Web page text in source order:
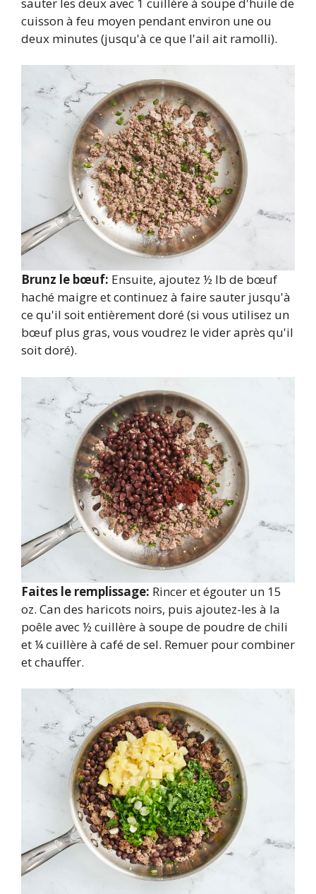
cuisson à feu moyen pendant environ une ou
deux minutes (jusqu'à ce que l'ail ait ramolli).
Brunz le bœuf: Ensuite, ajoutez ½ lb de bœuf
haché maigre et continuez à faire sauter jusqu'à
ce qu'il soit entièrement doré (si vous utilisez un
bœuf plus gras, vous voudrez le vider après qu'il
soit doré).
Faites le remplissage: Rincer et égouter un 15
oz. Can des haricots noirs, puis ajoutez-les à la
poêle avec ½ cuillère à soupe de poudre de chili
et ¼ cuillère à café de sel. Remuer pour combiner
et chauffer.